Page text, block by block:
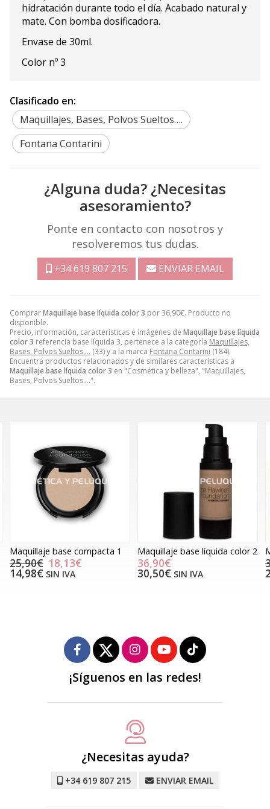
ComprarMaquillaje base líquida color 3 por36,90€. Producto no
disponible.
Precio, información, características e imágenes de Maquillaje base líquida
color 3 referencia base líquida 3, pertenece a la categoría Maquillajes,
Bases, Polvos Sueltos…. (33) y a la marca Fontana Contarini (184).
Encuentra productos relacionados y de similares características a
Maquillaje base líquida color 3 en "Cosmética y belleza", "Maquillajes,
Bases, Polvos Sueltos….".
hidratación durante todo el día. Acabado natural y
mate. Con bomba dosificadora.
Envase de 30ml.
Color nº 3
Clasificado en:
Maquillajes, Bases, Polvos Sueltos….
Fontana Contarini
¿Alguna duda? ¿Necesitas
asesoramiento?
Ponte en contacto con nosotros y
resolveremos tus dudas.
+34 619 807 215 ENVIAR EMAIL
Maquillaje base líquida color 2
36,90€
30,50€SIN IVA
Maquillaje base líquida color 4
36,90€
21,35€SIN IVA
¡Síguenos en las redes!
¿Necesitas ayuda?
+34 619 807 215 ENVIAR EMAIL